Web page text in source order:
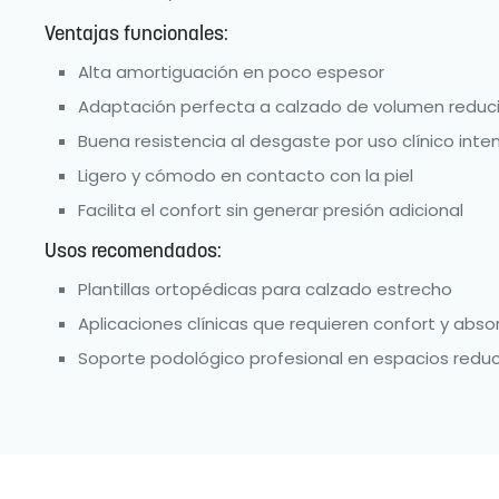
Ventajas funcionales:
Alta amortiguación en poco espesor
Adaptación perfecta a calzado de volumen
Buena resistencia al desgaste por uso clínico
Ligero y cómodo en contacto con la piel
Facilita el confort sin generar presión adicional
Usos recomendados:
Plantillas ortopédicas para calzado estrecho
Aplicaciones clínicas que requieren confort y
Soporte podológico profesional en espacios